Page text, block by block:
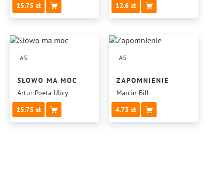
15.75
12.6
A5
SŁOWO MA MOC
Artur Poeta Ulicy
15.75
A5
ZAPOMNIENIE
Marcin Bill
4.73